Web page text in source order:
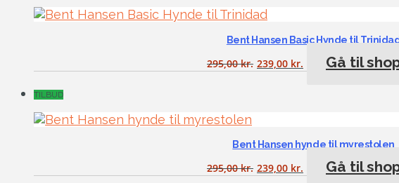
Bent Hansen Basic Hynde til
295,00kr. 239,00 kr. Gå til
TILBUD
Bent Hansen hynde til myrestolen
295,00kr. 239,00 kr. Gå til